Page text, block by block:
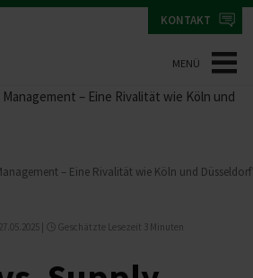
MENÜ
KONTAKT
– Eine Rivalität wie Köln und
27.05.2025| Geschätzte Lesezeit 3 Minuten